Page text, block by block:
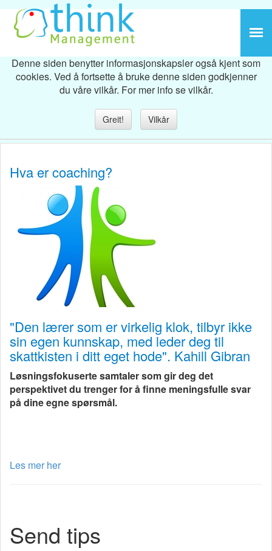
Denne siden benytter informasjonskapsler også kjent som
cookies. Ved å fortsette å bruke denne siden godkjenner
du våre vilkår. For mer info se vilkår.
Greit! Vilkår
Hva er coaching?
"Den lærer som er virkelig klok, tilbyr ikke
sin egen kunnskap, med leder deg til
skattkisten i ditt eget hode". Kahill Gibran
Løsningsfokuserte samtaler som gir deg det
perspektivet du trenger for å finne meningsfulle svar
på dine egne spørsmål.
Les mer her
Send tips